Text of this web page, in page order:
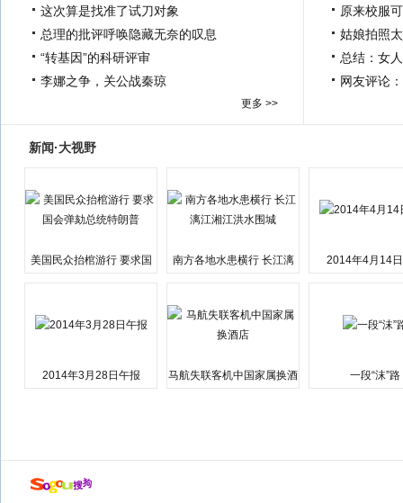
这次算是找准了试刀对象
总理的批评呼唤隐藏无奈的叹息
“转基因”的科研评审
李娜之争，关公战秦琼
更多 >>
原来校服
姑娘拍照
总结：女
网友评论
新闻·大视野
美国民众抬棺游行 要求国
南方各地水患横行 长江漓
2014年4月14
2014年3月28日午报
马航失联客机中国家属换酒
一段“沫”路